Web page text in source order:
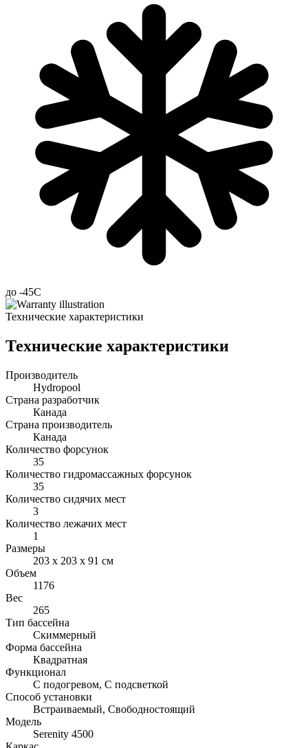
до -45С
Технические характеристики
Технические характеристики
Производитель
Hydropool
Страна разработчик
Канада
Страна производитель
Канада
Количество форсунок
35
Количество гидромассажных форсунок
35
Количество сидячих мест
3
Количество лежачих мест
1
Размеры
203 х 203 х 91 см
Объем
1176
Вес
265
Тип бассейна
Скиммерный
Форма бассейна
Квадратная
Функционал
С подогревом, С подсветкой
Способ установки
Встраиваемый, Свободностоящий
Модель
Serenity 4500